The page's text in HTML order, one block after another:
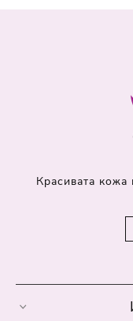
Красивата кожа